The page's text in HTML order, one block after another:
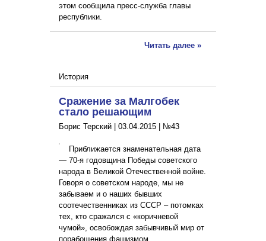
этом сообщила пресс-служба главы
республики.
Читать далее »
История
Сражение за Малгобек
стало решающим
Борис Терский | 03.04.2015 №43
Приближается знаменательная дата
— 70-я годовщина Победы советского
народа в Великой Отечественной войне.
Говоря о советском народе, мы не
забываем и о наших бывших
соотечественниках из СССР – потомках
тех, кто сражался с «коричневой
чумой», освобождая забывчивый мир от
порабощения фашизмом.